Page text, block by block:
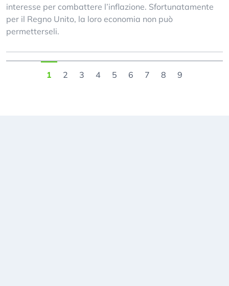
interesse per combattere l’inflazione. Sfortunatamente
per il Regno Unito, la loro economia non può
permetterseli.
1 2 3 4 5 6 7 8 9